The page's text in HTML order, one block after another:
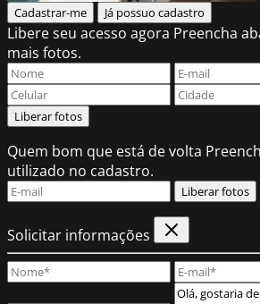
Cadastrar-me Já possuo cadastro
Libere seu acesso agora Preencha
mais fotos.
Liberar fotos
Quem bom que está de volta
utilizado no cadastro.
Liberar fotos
Solicitar informações